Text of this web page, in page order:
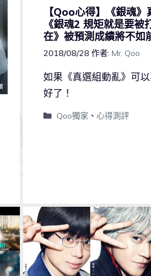
【Qoo心得】《銀魂
《銀魂2 規矩就是要被
在》被預測成績將不如
2018/08/28 作者: Mr. Qoo
如果《真選組動亂》可
好了！
Qoo獨家 、 心得測評